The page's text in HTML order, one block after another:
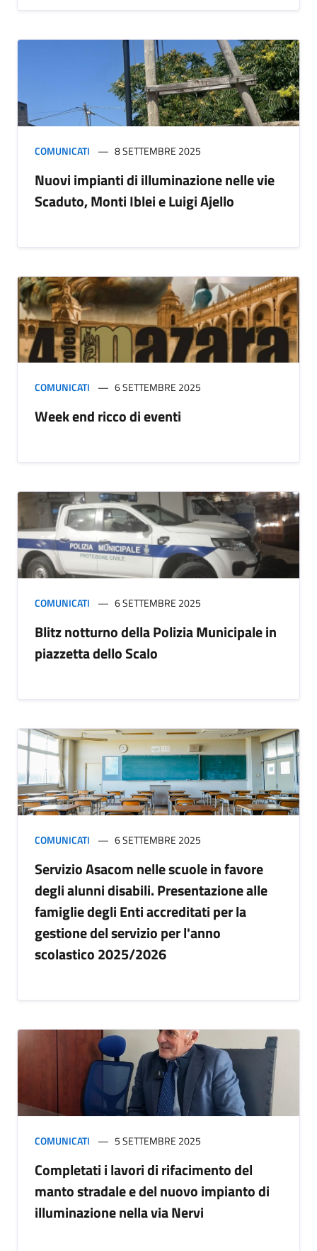
COMUNICATI 8 SETTEMBRE 2025
Nuovi impianti di illuminazione nelle vie
Scaduto, Monti Iblei e Luigi Ajello
COMUNICATI 6 SETTEMBRE 2025
Week end ricco di eventi
COMUNICATI 6 SETTEMBRE 2025
Blitz notturno della Polizia Municipale in
piazzetta dello Scalo
COMUNICATI 6 SETTEMBRE 2025
Servizio Asacom nelle scuole in favore
degli alunni disabili. Presentazione alle
famiglie degli Enti accreditati per la
gestione del servizio per l'anno
scolastico 2025/2026
COMUNICATI 5 SETTEMBRE 2025
Completati i lavori di rifacimento del
manto stradale e del nuovo impianto di
illuminazione nella via Nervi